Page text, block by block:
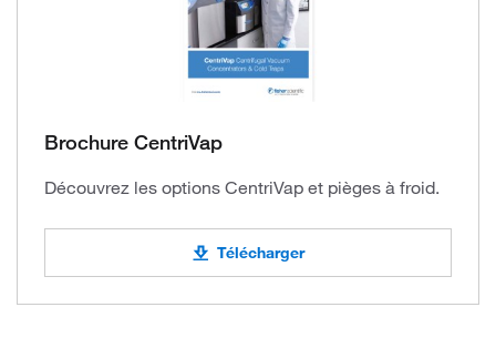
Brochure CentriVap
Découvrez les options CentriVap et pièges à froid.
Télécharger